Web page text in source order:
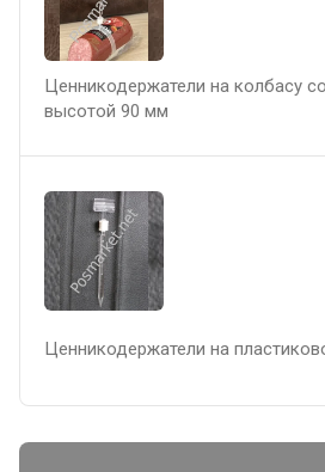
Ценникодержатели на колбасу
высотой 90 мм
Ценникодержатели на